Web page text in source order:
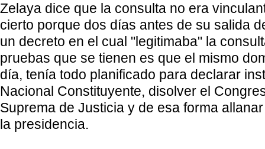
Zelaya dice que la consulta no era
cierto porque dos días antes de su salida
un decreto en el cual "legitimaba" la
pruebas que se tienen es que el mismo
día, tenía todo planificado para declarar
Nacional Constituyente, disolver el
Suprema de Justicia y de esa forma
la presidencia.